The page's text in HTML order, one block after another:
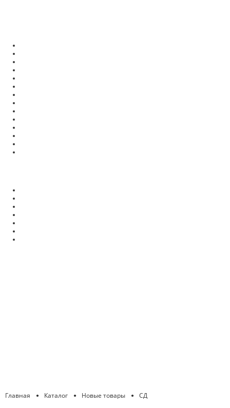
Главная Каталог Новые товары СД